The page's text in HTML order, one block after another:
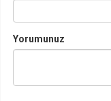
Yorumunuz